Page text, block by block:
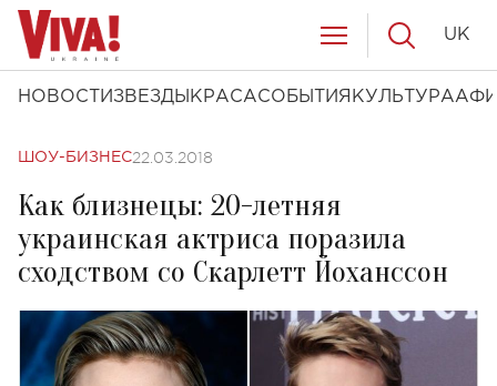
НОВОСТИ ЗВЕЗДЫ КРАСАСОБЫТИЯ КУЛЬТУРА
UK
ШОУ-БИЗНЕС22.03.2018
Как близнецы: 20-летняя
украинская актриса поразила
сходством со Скарлетт Йоханссон